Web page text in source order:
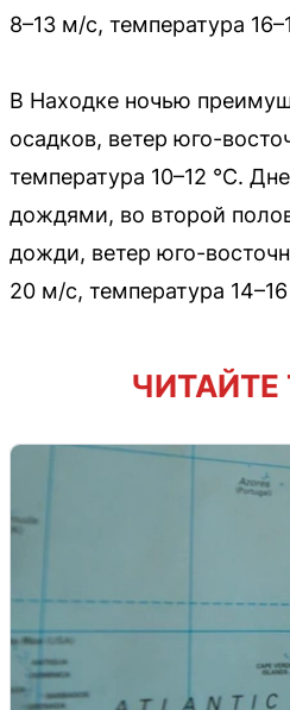
8–13 м/с, температура
В Находке ночью
осадков, ветер юго-
температура 10–12 °C.
дождями, во второй
дожди, ветер юго-
20 м/с, температура 14–16